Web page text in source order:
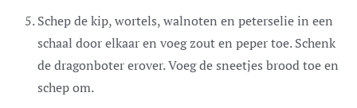
Schep de kip, wortels, walnoten en peterselie in een
schaal door elkaar en voeg zout en peper toe. Schenk
de dragonboter erover. Voeg de sneetjes brood toe en
schep om.